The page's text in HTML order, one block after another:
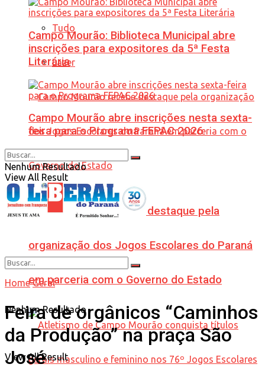
Tudo
Lazer
Campo Mourão recebe destaque pela
organização dos Jogos Escolares do Paraná
em parceria com o Governo do Estado
Campo Mourão: Biblioteca Municipal abre
inscrições para expositores da 5ª Festa
Literária
Campo Mourão abre inscrições nesta sexta-
feira para o Programa FEPAC 2026
Nenhum Resultado
View All Result
Nenhum Resultado
View All Result
Home Geral
Feira de orgânicos “Caminhos
da Produção” na praça São
José